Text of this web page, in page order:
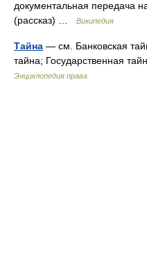
документальная передача
(рассказ) …
Википедия
Тайна — см. Банковская
тайна; Государственная
Энциклопедия права